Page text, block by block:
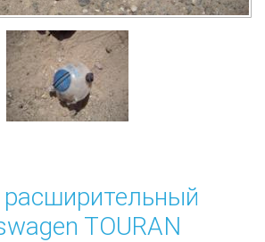
расширительный
TOURAN